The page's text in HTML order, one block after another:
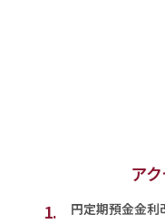
ア
1.
円定期預金金利